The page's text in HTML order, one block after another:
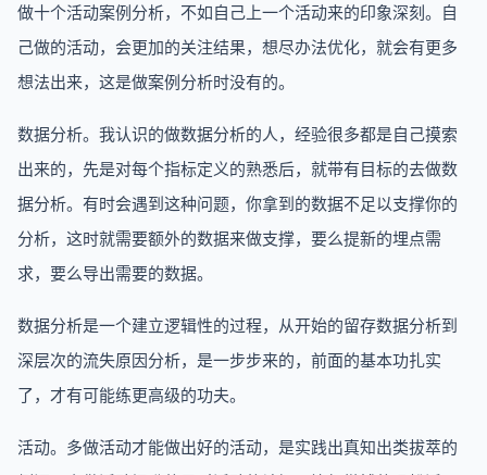
做十个活动案例分析，不如自己上一个活动来的印象深刻。自
己做的活动，会更加的关注结果，想尽办法优化，就会有更多
想法出来，这是做案例分析时没有的。
数据分析。我认识的做数据分析的人，经验很多都是自己摸索
出来的，先是对每个指标定义的熟悉后，就带有目标的去做数
据分析。有时会遇到这种问题，你拿到的数据不足以支撑你的
分析，这时就需要额外的数据来做支撑，要么提新的埋点需
求，要么导出需要的数据。
数据分析是一个建立逻辑性的过程，从开始的留存数据分析到
深层次的流失原因分析，是一步步来的，前面的基本功扎实
了，才有可能练更高级的功夫。
活动。多做活动才能做出好的活动，是实践出真知出类拔萃的